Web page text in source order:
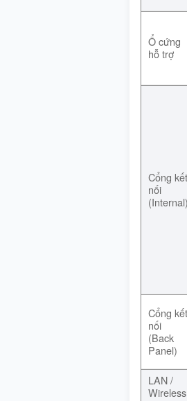
Ổ cứng
hỗ trợ
Cổng kết
nối
(Internal)
Cổng kết
nối
(Back
Panel)
LAN /
Wireless